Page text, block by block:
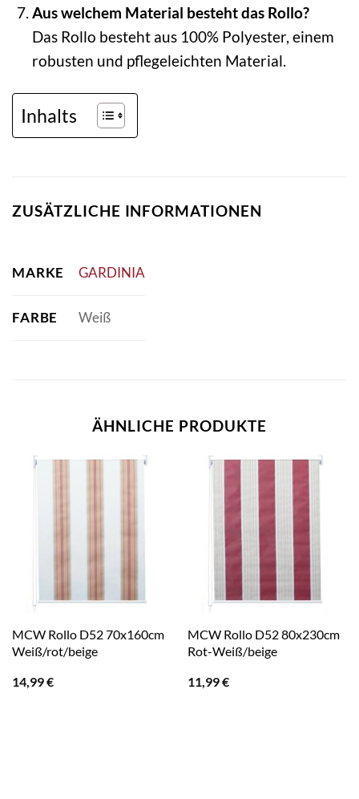
Aus welchem Material besteht das Rollo?
Das Rollo besteht aus 100% Polyester, einem
robusten und pflegeleichten Material.
Inhalts
ZUSÄTZLICHE INFORMATIONEN
MARKE GARDINIA
FARBE Weiß
ÄHNLICHE PRODUKTE
MCW Rollo D52 70x160cm
Weiß/rot/beige
14,99€
MCW Rollo D52 80x230cm
Rot-Weiß/beige
11,99€